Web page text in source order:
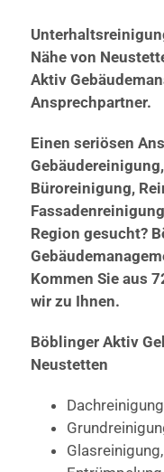
Nähe von
Aktiv
Ansprechpartner.
Einen seriösen
Büroreinigung,
Region gesucht?
Kommen Sie aus
wir zu Ihnen.
Böblinger Aktiv
Neustetten